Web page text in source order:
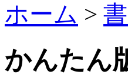
ホーム >
かんたん